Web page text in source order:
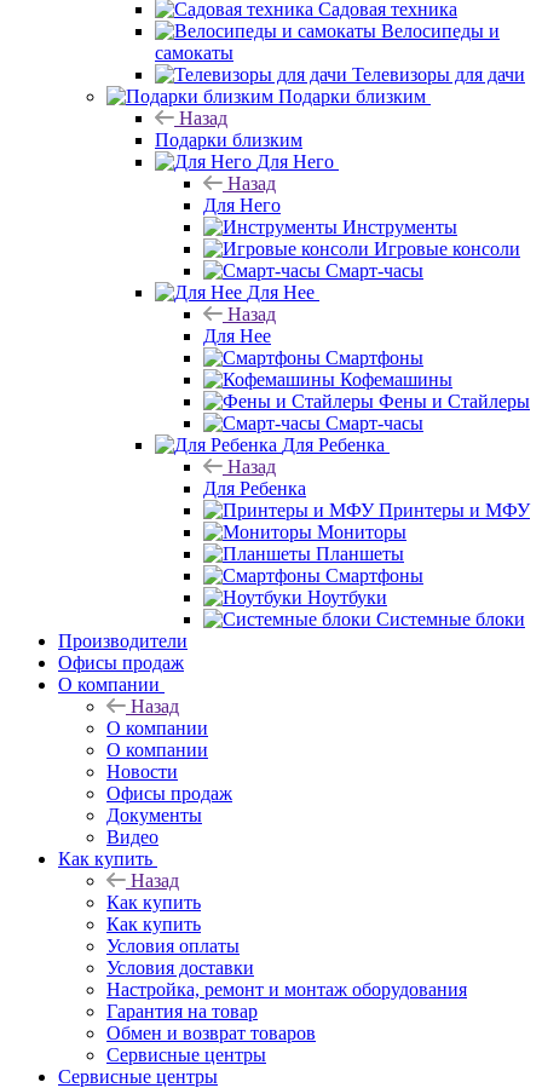
Садовая техника
Велосипеды и
самокаты
Телевизоры для дачи
Подарки близким
Назад
Подарки близким
Для Него
Назад
Для Него
Инструменты
Игровые консоли
Смарт-часы
Для Нее
Назад
Для Нее
Смартфоны
Кофемашины
Фены и Стайлеры
Смарт-часы
Для Ребенка
Назад
Для Ребенка
Принтеры и МФУ
Мониторы
Планшеты
Смартфоны
Ноутбуки
Системные блоки
Производители
Офисы продаж
О компании
Назад
О компании
О компании
Новости
Офисы продаж
Документы
Видео
Как купить
Назад
Как купить
Как купить
Условия оплаты
Условия доставки
Настройка, ремонт и монтаж оборудования
Гарантия на товар
Обмен и возврат товаров
Сервисные центры
Сервисные центры